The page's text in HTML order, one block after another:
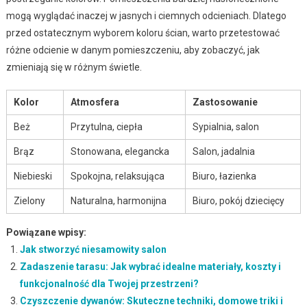
mogą wyglądać inaczej w jasnych i ciemnych odcieniach. Dlatego
przed ostatecznym wyborem koloru ścian, warto przetestować
różne odcienie w danym pomieszczeniu, aby zobaczyć, jak
zmieniają się w różnym świetle.
Kolor Atmosfera Zastosowanie
Beż Przytulna, ciepła Sypialnia, salon
Brąz Stonowana, elegancka Salon, jadalnia
Niebieski Spokojna, relaksująca Biuro, łazienka
Zielony Naturalna, harmonijna Biuro, pokój dziecięcy
Powiązane wpisy:
Jak stworzyć niesamowity salon
Zadaszenie tarasu: Jak wybrać idealne materiały, koszty i
funkcjonalność dla Twojej przestrzeni?
Czyszczenie dywanów: Skuteczne techniki, domowe triki i